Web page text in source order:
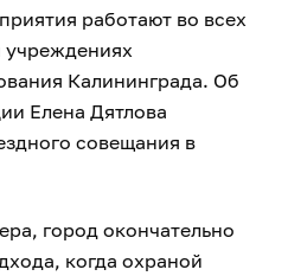
работают во всех
учреждениях
Калининграда. Об
Елена Дятлова
совещания в
город окончательно
когда охраной